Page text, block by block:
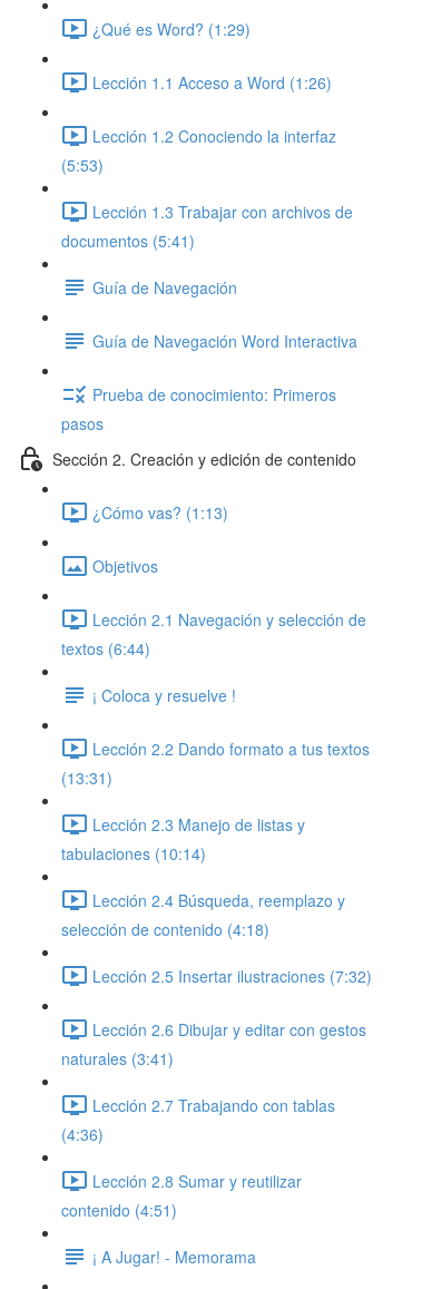
¿Qué es Word? (1:29)
Lección 1.1 Acceso a Word (1:26)
Lección 1.2 Conociendo la interfaz
(5:53)
Lección 1.3 Trabajar con archivos de
documentos (5:41)
Guía de Navegación
Guía de Navegación Word Interactiva
Prueba de conocimiento: Primeros
pasos
Sección 2. Creación y edición de contenido
¿Cómo vas? (1:13)
Objetivos
Lección 2.1 Navegación y selección de
textos (6:44)
¡ Coloca y resuelve !
Lección 2.2 Dando formato a tus textos
(13:31)
Lección 2.3 Manejo de listas y
tabulaciones (10:14)
Lección 2.4 Búsqueda, reemplazo y
selección de contenido (4:18)
Lección 2.5 Insertar ilustraciones (7:32)
Lección 2.6 Dibujar y editar con gestos
naturales (3:41)
Lección 2.7 Trabajando con tablas
(4:36)
Lección 2.8 Sumar y reutilizar
contenido (4:51)
¡ A Jugar! - Memorama